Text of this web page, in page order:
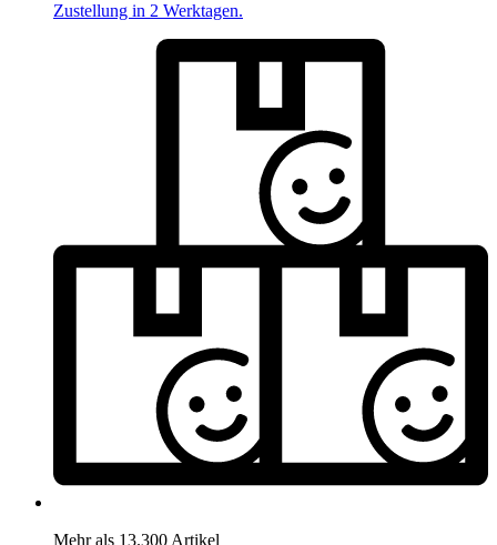
Zustellung in 2 Werktagen.
Mehr als 13.300 Artikel